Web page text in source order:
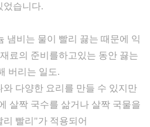
었습니다.
냄비는 물이 빨리 끓는 때문에 익
료의 준비를하고있는 동안 끓는
버리는 일도.
다양한 요리를 만들 수 있지만
살짝 국수를 삶거나 살짝 국물을
리 빨리"가 적용되어